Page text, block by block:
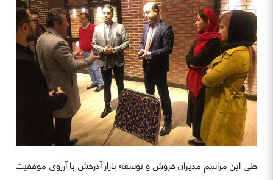
طی این مراسم مدیران فروش و توسعه بازار آذرخش با آرزوی موفقیت